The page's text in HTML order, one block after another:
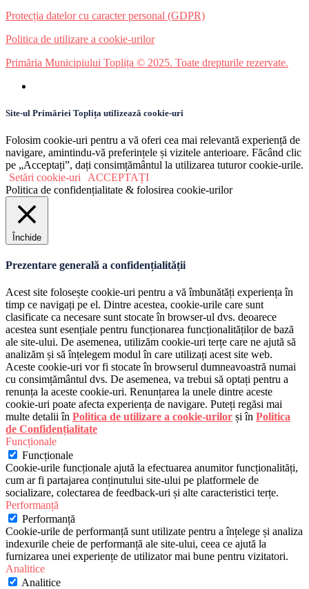
Protecția datelor cu caracter personal (GDPR)
Politica de utilizare a cookie-urilor
Primăria Municipiului Toplița © 2025. Toate drepturile rezervate.
Site-ul Primăriei Toplița utilizează cookie-uri
Folosim cookie-uri pentru a vă oferi cea mai relevantă experiență de
navigare, amintindu-vă preferințele și vizitele anterioare. Făcând clic
pe „Acceptați”, dați consimțământul la utilizarea tuturor cookie-urile.
Setări cookie-uri
ACCEPTAȚI
Politica de confidențialitate & folosirea cookie-urilor
Închide
Prezentare generală a confidențialității
Acest site folosește cookie-uri pentru a vă îmbunătăți experiența în
timp ce navigați pe el. Dintre acestea, cookie-urile care sunt
clasificate ca necesare sunt stocate în browser-ul dvs. deoarece
acestea sunt esențiale pentru funcționarea funcționalităților de bază
ale site-ului. De asemenea, utilizăm cookie-uri terțe care ne ajută să
analizăm și să înțelegem modul în care utilizați acest site web.
Aceste cookie-uri vor fi stocate în browserul dumneavoastră numai
cu consimțământul dvs. De asemenea, va trebui să optați pentru a
renunța la aceste cookie-uri. Renunțarea la unele dintre aceste
cookie-uri poate afecta experiența de navigare. Puteți regăsi mai
multe detalii în Politica de utilizare a cookie-urilor și în Politica
de Confidențialitate
Funcționale
Funcționale
Cookie-urile funcționale ajută la efectuarea anumitor funcționalități,
cum ar fi partajarea conținutului site-ului pe platformele de
socializare, colectarea de feedback-uri și alte caracteristici terțe.
Performanță
Performanță
Cookie-urile de performanță sunt utilizate pentru a înțelege și analiza
indexurile cheie de performanță ale site-ului, ceea ce ajută la
furnizarea unei experiențe de utilizator mai bune pentru vizitatori.
Analitice
Analitice